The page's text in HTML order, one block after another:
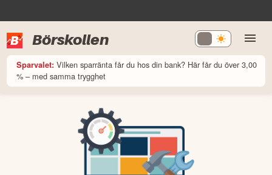
Börskollen
Sparvalet: Vilken sparränta får du hos din bank? Här får du över 3,00
% – med samma trygghet